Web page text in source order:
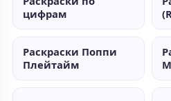
цифрам
Раскраски Поппи
Плейтайм